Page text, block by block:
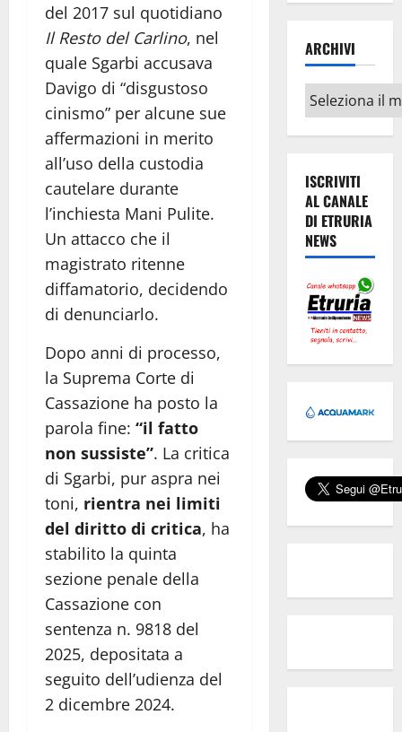
del 2017 sul quotidiano
Il Resto del Carlino, nel
quale Sgarbi accusava
Davigo di “disgustoso
cinismo” per alcune sue
affermazioni in merito
all’uso della custodia
cautelare durante
l’inchiesta Mani Pulite.
Un attacco che il
magistrato ritenne
diffamatorio, decidendo
di denunciarlo.
Dopo anni di processo,
la Suprema Corte di
Cassazione ha posto la
parola fine: “il fatto
non sussiste”. La critica
di Sgarbi, pur aspra nei
toni, rientra nei limiti
del diritto di critica, ha
stabilito la quinta
sezione penale della
Cassazione con
sentenza n. 9818 del
2025, depositata a
seguito dell’udienza del
2 dicembre 2024.
ARCHIVI
Archivi
ISCRIVITI
AL CANALE
DI ETRURIA
NEWS